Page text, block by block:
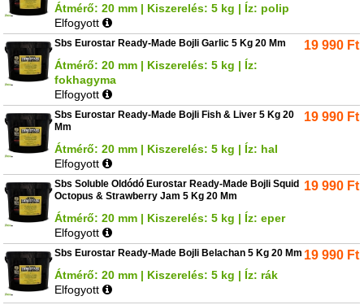
Átmérő: 20 mm | Kiszerelés: 5 kg | Íz: polip
Elfogyott
Sbs Eurostar Ready-Made Bojli Garlic 5 Kg 20 Mm
Átmérő: 20 mm | Kiszerelés: 5 kg | Íz:
fokhagyma
Elfogyott
19 990 Ft
Sbs Eurostar Ready-Made Bojli Fish & Liver 5 Kg 20
Mm
Átmérő: 20 mm | Kiszerelés: 5 kg | Íz: hal
Elfogyott
19 990 Ft
Sbs Soluble Oldódó Eurostar Ready-Made Bojli Squid
Octopus & Strawberry Jam 5 Kg 20 Mm
Átmérő: 20 mm | Kiszerelés: 5 kg | Íz: eper
Elfogyott
19 990 Ft
Sbs Eurostar Ready-Made Bojli Belachan 5 Kg 20 Mm
Átmérő: 20 mm | Kiszerelés: 5 kg | Íz: rák
Elfogyott
19 990 Ft